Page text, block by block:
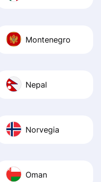
Montenegro
Nepal
Norvegia
Oman